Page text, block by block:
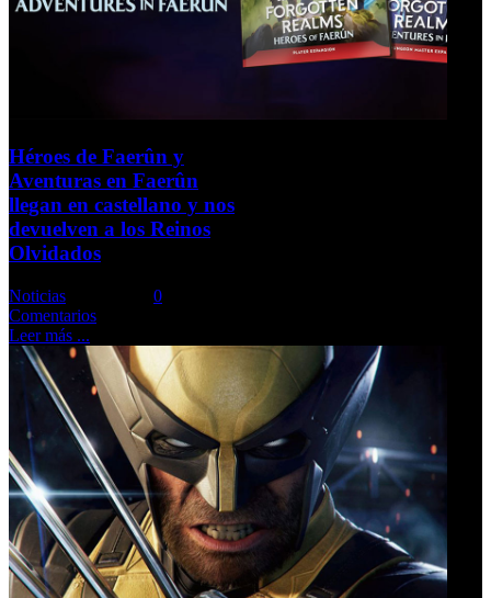
Héroes de Faerûn y
Aventuras en Faerûn
llegan en castellano y nos
devuelven a los Reinos
Olvidados
Noticias
0
Comentarios
Leer más ...